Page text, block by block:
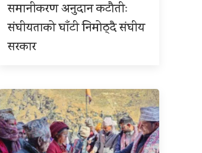
समानीकरण अनुदान कटौतीः
संघीयताको घाँटी निमोठ्दै संघीय
सरकार